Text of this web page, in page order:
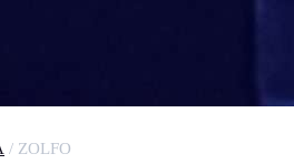
/ ZOLFO